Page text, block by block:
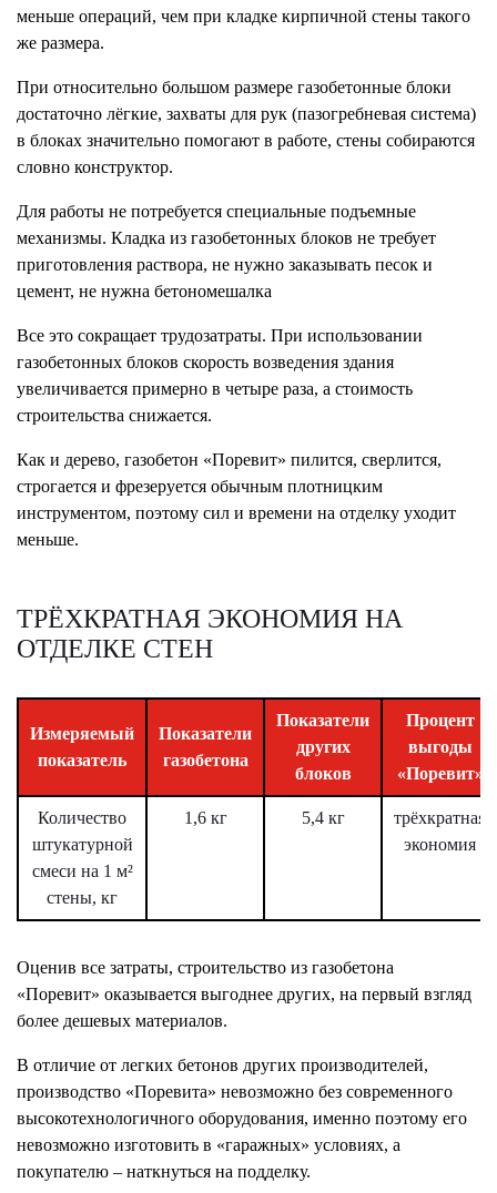
меньше операций, чем при кладке кирпичной стены такого
же размера.
При относительно большом размере газобетонные блоки
достаточно лёгкие, захваты для рук (пазогребневая система)
в блоках значительно помогают в работе, стены собираются
словно конструктор.
Для работы не потребуется специальные подъемные
механизмы. Кладка из газобетонных блоков не требует
приготовления раствора, не нужно заказывать песок и
цемент, не нужна бетономешалка
Все это сокращает трудозатраты. При использовании
газобетонных блоков скорость возведения здания
увеличивается примерно в четыре раза, а стоимость
строительства снижается.
Как и дерево, газобетон «Поревит» пилится, сверлится,
строгается и фрезеруется обычным плотницким
инструментом, поэтому сил и времени на отделку уходит
меньше.
ТРЁХКРАТНАЯ ЭКОНОМИЯ НА
ОТДЕЛКЕ СТЕН
Измеряемый
показатель
Показатели
газобетона
Показатели
других
блоков
Процент
выгоды
«Поревит»
Количество
штукатурной
смеси на 1 м²
стены, кг
1,6 кг 5,4 кг
трёхкратная
экономия
Оценив все затраты, строительство из газобетона
«Поревит» оказывается выгоднее других, на первый взгляд
более дешевых материалов.
В отличие от легких бетонов других производителей,
производство «Поревита» невозможно без современного
высокотехнологичного оборудования, именно поэтому его
невозможно изготовить в «гаражных» условиях, а
покупателю – наткнуться на подделку.